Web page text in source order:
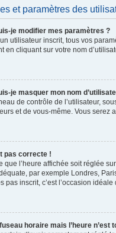
et paramètres des
je modifier mes paramètres ?
utilisateur inscrit, tous vos
en cliquant sur votre nom
je masquer mon nom
de contrôle de l’utilisateur,
et de vous-même. Vous serez
pas correcte !
que l’heure affichée soit réglée
par exemple Londres,
pas inscrit, c’est l’occasion idéale
horaire mais l’heure n’est